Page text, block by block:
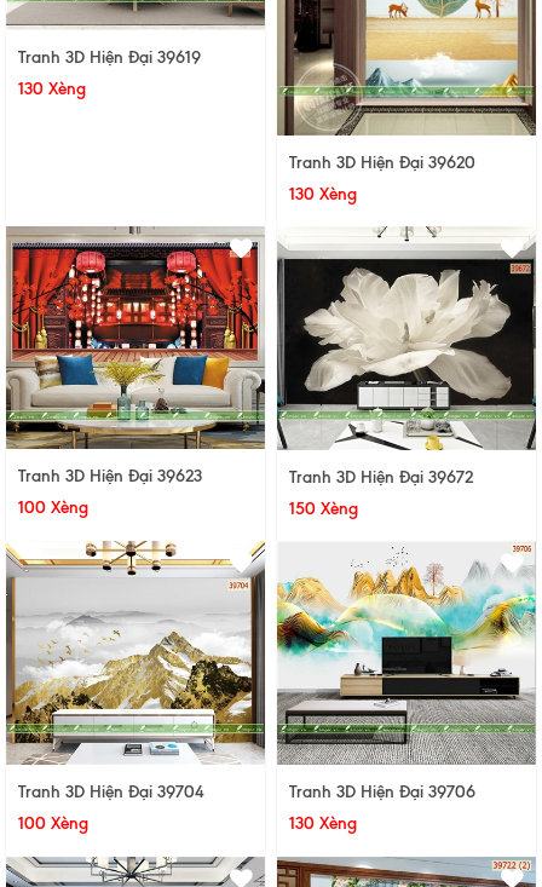
Tranh 3D Hiện Đại 39619
130 Xèng
Tranh 3D Hiện Đại 39620
130 Xèng
Tranh 3D Hiện Đại 39623
100 Xèng
Tranh 3D Hiện Đại 39672
150 Xèng
Tranh 3D Hiện Đại 39704
100 Xèng
Tranh 3D Hiện Đại 39706
130 Xèng